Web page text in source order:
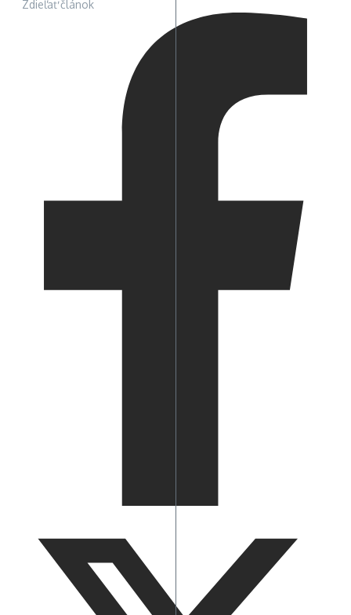
Zdieľať článok